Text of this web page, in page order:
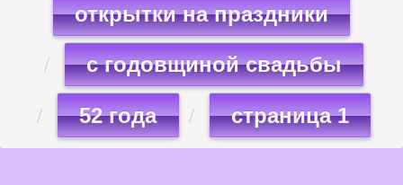
открытки на праздники
с годовщиной свадьбы
52 года страница 1